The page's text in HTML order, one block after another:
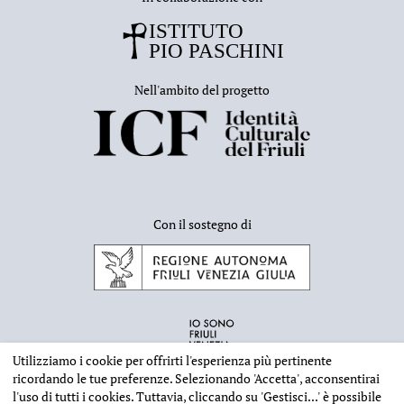
Nell'ambito del progetto
Con il sostegno di
Utilizziamo i cookie per offrirti l'esperienza più pertinente
ricordando le tue preferenze. Selezionando 'Accetta', acconsentirai
l'uso di tutti i cookies. Tuttavia, cliccando su 'Gestisci...'è possibile